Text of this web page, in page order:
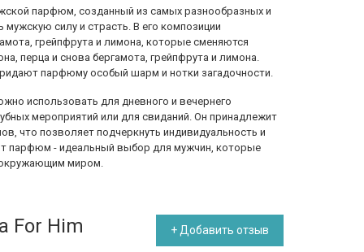
парфюм, созданный из самых разнообразных и
силу и страсть. В его композиции
грейпфрута и лимона, которые сменяются
перца и снова бергамота, грейпфрута и лимона.
парфюму особый шарм и нотки загадочности.
использовать для дневного и вечернего
мероприятий или для свиданий. Он принадлежит
что позволяет подчеркнуть индивидуальность и
парфюм - идеальный выбор для мужчин, которые
окружающим миром.
For Him + Добавить отзыв